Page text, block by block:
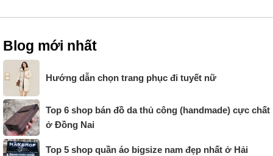
Blog mới nhất
Hướng dẫn chọn trang phục đi tuyết nữ
Top 6 shop bán đồ da thủ công (handmade) cực chất
ở Đồng Nai
Top 5 shop quần áo bigsize nam đẹp nhất ở Hải